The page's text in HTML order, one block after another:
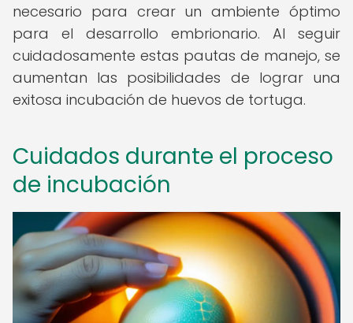
necesario para crear un ambiente óptimo
para el desarrollo embrionario. Al seguir
cuidadosamente estas pautas de manejo, se
aumentan las posibilidades de lograr una
exitosa incubación de huevos de tortuga.
Cuidados durante el proceso
de incubación